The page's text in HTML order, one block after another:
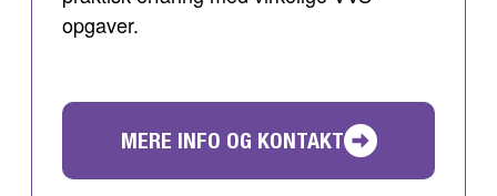
opgaver.
MERE INFO OG KONTAKT